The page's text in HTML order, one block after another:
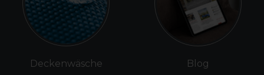
Deckenwäsche Blog